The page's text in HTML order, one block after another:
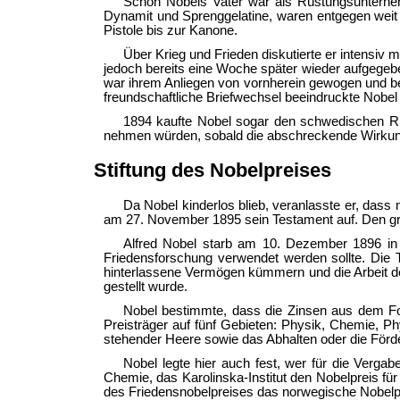
Dynamit und Sprenggelatine, waren entgegen
Pistole bis zur Kanone.
Über Krieg und Frieden diskutierte er intensiv
jedoch bereits eine Woche später wieder
war ihrem Anliegen von vornherein gewogen und
freundschaftliche Briefwechsel beeindruckte
1894 kaufte Nobel sogar den schwedischen
nehmen würden, sobald die abschreckende
Stiftung des Nobelpreises
Da Nobel kinderlos blieb, veranlasste er, dass
am 27. November 1895 sein Testament auf. Den
Alfred Nobel starb am 10. Dezember 1896
Friedensforschung verwendet werden sollte.
hinterlassene Vermögen kümmern und die Arbeit
gestellt wurde.
Nobel bestimmte, dass die Zinsen aus dem
Preisträger auf fünf Gebieten: Physik, Chemie,
stehender Heere sowie das Abhalten oder die
Nobel legte hier auch fest, wer für die
Chemie, das Karolinska-Institut den Nobelpreis
des Friedensnobelpreises das norwegische